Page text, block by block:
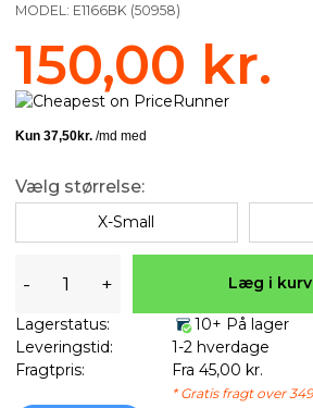
MODEL: E1166BK (50958)
150,00 kr.
Vælg størrelse:
X-Small
- + Læg i kurv
Lagerstatus:
10+ På lager
Leveringstid:
1-2 hverdage
Fragtpris:
Fra 45,00 kr.
* Gratis fragt over